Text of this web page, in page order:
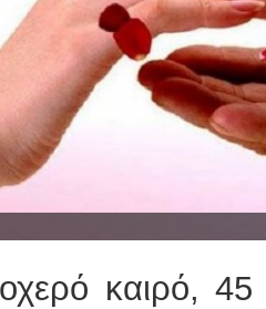
καιρό, 45